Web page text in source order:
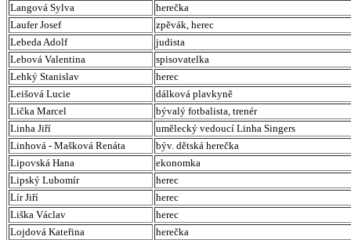
Langová Sylva
herečka
Laufer Josef
zpěvák, herec
Lebeda Adolf
judista
Lebová Valentina
spisovatelka
Lehký Stanislav
herec
Leišová Lucie
dálková plavkyně
Lička Marcel
bývalý fotbalista, trenér
Linha Jiří
umělecký vedoucí Linha Singers
Linhová - Mašková Renáta
býv. dětská herečka
Lipovská Hana
ekonomka
Lipský Lubomír
herec
Lír Jiří
herec
Liška Václav
herec
Lojdová Kateřina
herečka